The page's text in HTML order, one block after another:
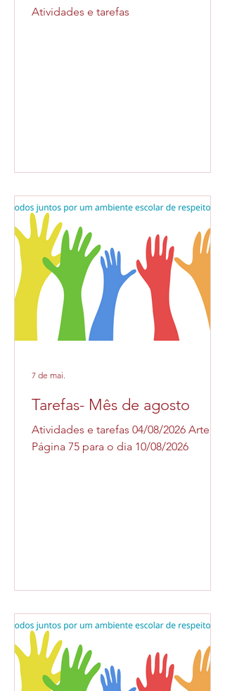
Atividades e tarefas
Tarefas- Mês de agosto
Atividades e tarefas 04/08/2026 Arte:
Página 75 para o dia 10/08/2026
7 de mai.